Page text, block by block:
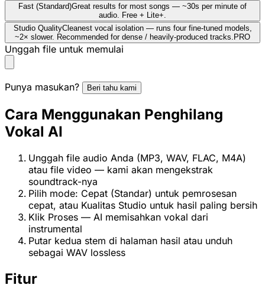
Fast (Standard)Great results for most songs — ~30s per minute of
audio. Free + Lite+.
Studio QualityCleanest vocal isolation — runs four fine-tuned models,
~2× slower. Recommended for dense / heavily-produced tracks. PRO
Unggah file untuk memulai
Punya masukan? Beri tahu kami
Cara Menggunakan Penghilang
Vokal AI
Unggah file audio Anda (MP3, WAV, FLAC, M4A)
atau file video — kami akan mengekstrak
soundtrack-nya
Pilih mode: Cepat (Standar) untuk pemrosesan
cepat, atau Kualitas Studio untuk hasil paling bersih
Klik Proses — AI memisahkan vokal dari
instrumental
Putar kedua stem di halaman hasil atau unduh
sebagai WAV lossless
Fitur